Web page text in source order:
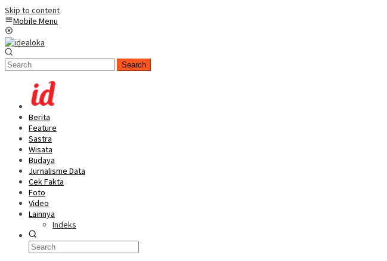
Skip to content
Mobile Menu
Search
Berita
Feature
Sastra
Wisata
Budaya
Jurnalisme Data
Cek Fakta
Foto
Video
Lainnya
Indeks